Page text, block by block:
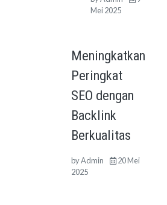
Mei 2025
Meningkatkan
Peringkat
SEO dengan
Backlink
Berkualitas
byAdmin
20 Mei
2025